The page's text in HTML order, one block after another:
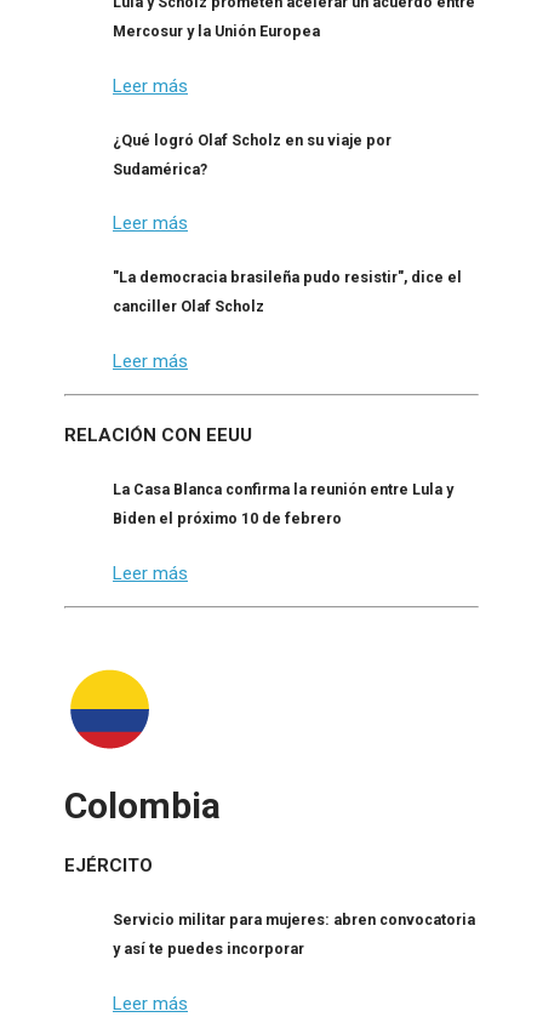
Mercosur y la Unión Europea
Leer más
¿Qué logró Olaf Scholz en su viaje por
Sudamérica?
Leer más
"La democracia brasileña pudo resistir", dice el
canciller Olaf Scholz
Leer más
RELACIÓN CON EEUU
La Casa Blanca confirma la reunión entre Lula y
Biden el próximo 10 de febrero
Leer más
Colombia
EJÉRCITO
Servicio militar para mujeres: abren convocatoria
y así te puedes incorporar
Leer más